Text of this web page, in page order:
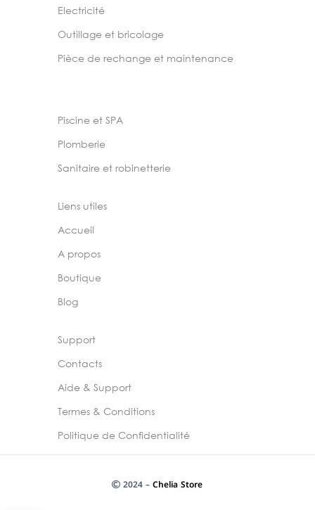
Electricité
Outillage et bricolage
Pièce de rechange et maintenance
Piscine et SPA
Plomberie
Sanitaire et robinetterie
Liens utiles
Accueil
A propos
Boutique
Blog
Support
Contacts
Aide & Support
Termes & Conditions
Politique de Confidentialité
2024 –Chelia Store